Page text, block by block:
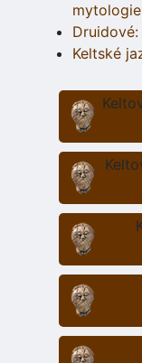
mytologie
Keltské